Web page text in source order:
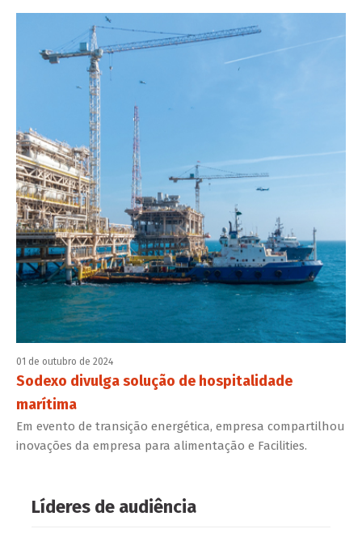
01 de outubro de 2024
Sodexo divulga solução de hospitalidade
marítima
Em evento de transição energética, empresa compartilhou
inovações da empresa para alimentação e Facilities.
Líderes de audiência